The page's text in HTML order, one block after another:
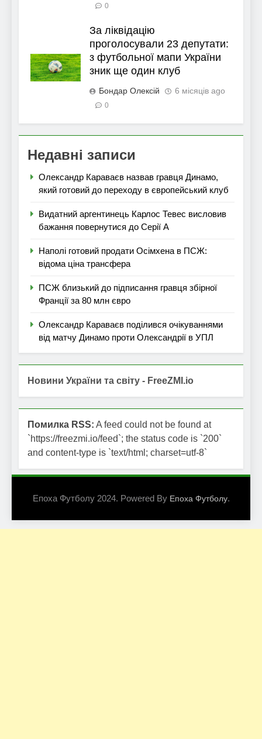
0
За ліквідацію
проголосували 23 депутати:
з футбольної мапи України
зник ще один клуб
Бондар Олексій 6 місяців ago
0
Недавні записи
Олександр Караваєв назвав гравця Динамо,
який готовий до переходу в європейський клуб
Видатний аргентинець Карлос Тевес висловив
бажання повернутися до Серії А
Наполі готовий продати Осімхена в ПСЖ:
відома ціна трансфера
ПСЖ близький до підписання гравця збірної
Франції за 80 млн євро
Олександр Караваєв поділився очікуваннями
від матчу Динамо проти Олександрії в УПЛ
Новини України та світу - FreeZMI.io
Помилка RSS: A feed could not be found at
`https://freezmi.io/feed`; the status code is `200`
and content-type is `text/html; charset=utf-8`
Епоха Футболу 2024. Powered By Епоха Футболу.